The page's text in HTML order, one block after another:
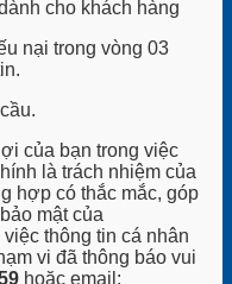
cho khách hàng
nại trong vòng 03
của bạn trong việc
là trách nhiệm của
hợp có thắc mắc, góp
mật của
thông tin cá nhân
vi đã thông báo vui
hoặc email: